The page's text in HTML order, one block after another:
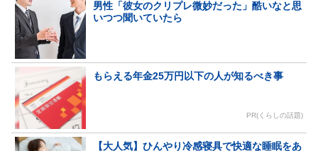
男性「彼女のクリプレ微妙だった」酷いなと思
いつつ聞いていたら
もらえる年金25万円以下の人が知るべき事
PR(くらしの話題)
【大人気】ひんやり冷感寝具で快適な睡眠をあ